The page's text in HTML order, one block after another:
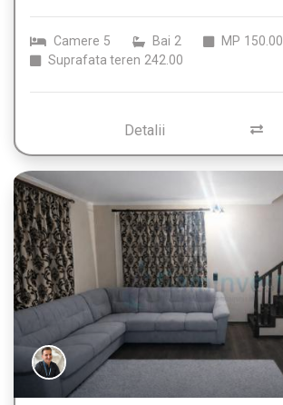
Camere 5 Bai 2 MP 150.00
Suprafata teren 242.00
Detalii